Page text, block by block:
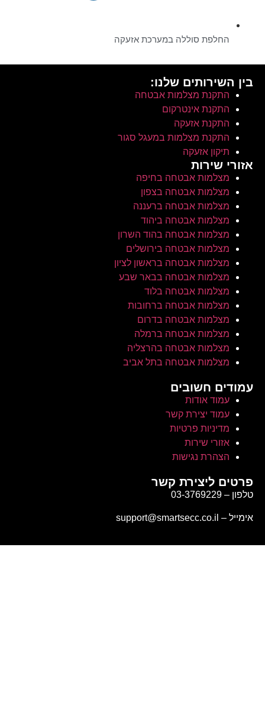
החלפת סוללה במערכת אזעקה
התקנת אינטרקום לעסק ולמשרד
בין השירותים שלנו:
התקנת מצלמות אבטחה
התקנת אינטרקום
התקנת אזעקה
התקנת מצלמות במעגל סגור
תיקון אזעקה
אזורי שירות
מצלמות אבטחה בחיפה
מצלמות אבטחה בצפון
מצלמות אבטחה ברעננה
מצלמות אבטחה ביהוד
מצלמות אבטחה בהוד השרון
מצלמות אבטחה בירושלים
מצלמות אבטחה בראשון לציון
מצלמות אבטחה בבאר שבע
מצלמות אבטחה בלוד
מצלמות אבטחה ברחובות
מצלמות אבטחה בדרום
מצלמות אבטחה ברמלה
מצלמות אבטחה בהרצליה
מצלמות אבטחה בתל אביב
עמודים חשובים
עמוד אודות
עמוד יצירת קשר
מדיניות פרטיות
אזורי שירות
הצהרת נגישות
פרטים ליצירת קשר
טלפון – 03-3769229
אימייל – support@smartsecc.co.il